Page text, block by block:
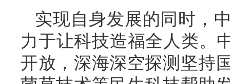
实现自身发展的同时，
力于让科技造福全人类。
开放，深海深空探测坚持